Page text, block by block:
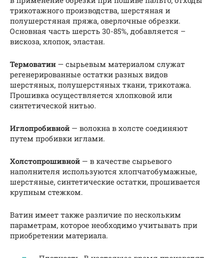
трикотажного производства, шерстяная и
полушерстяная пряжа, оверлочные обрезки.
Основная часть шерсть 30-85%, добавляется –
вискоза, хлопок, эластан.
Термоватин — сырьевым материалом служат
регенерированные остатки разных видов
шерстяных, полушерстяных ткани, трикотажа.
Прошивка осуществляется хлопковой или
синтетической нитью.
Иглопробивной — волокна в холсте соединяют
путем пробивки иглами.
Холстопрошивной — в качестве сырьевого
наполнителя используются хлопчатобумажные,
шерстяные, синтетические остатки, прошивается
крупным стежком.
Ватин имеет также различие по нескольким
параметрам, которое необходимо учитывать при
приобретении материала.